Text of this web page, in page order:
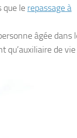
que le repassage à
âgée dans
qu’auxiliaire de vie